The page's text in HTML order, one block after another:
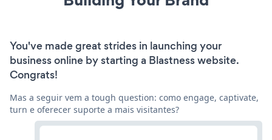
You've made great strides in launching your
business online by starting a Blastness website.
Congrats!
Mas a seguir vem a tough question: como engage, captivate,
turn e oferecer suporte a mais visitantes?